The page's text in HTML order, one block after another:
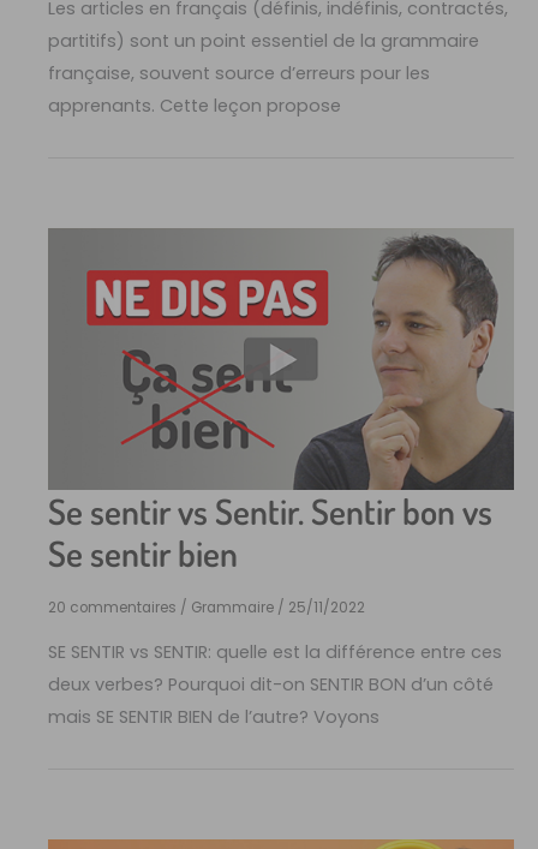
Les articles en français (définis, indéfinis, contractés,
partitifs) sont un point essentiel de la grammaire
française, souvent source d’erreurs pour les
apprenants. Cette leçon propose
Se sentir vs Sentir. Sentir bon vs
Se sentir bien
20 commentaires / Grammaire / 25/11/2022
SE SENTIR vs SENTIR: quelle est la différence entre ces
deux verbes? Pourquoi dit-on SENTIR BON d’un côté
mais SE SENTIR BIEN de l’autre? Voyons